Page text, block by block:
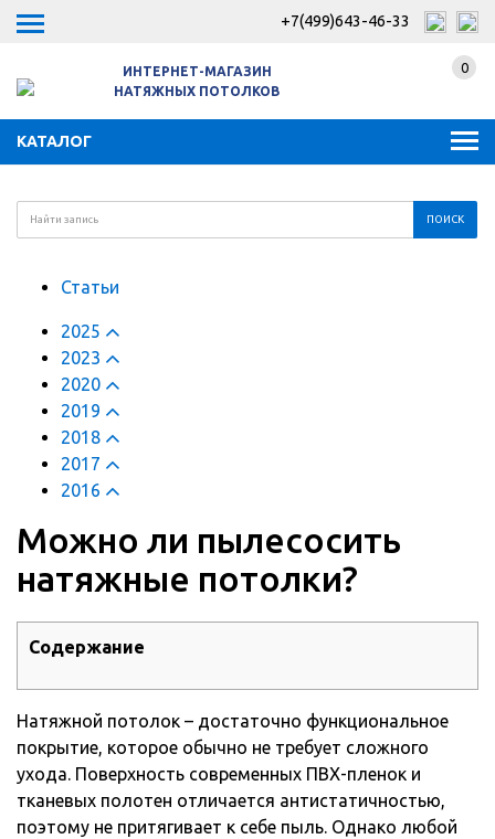
+7(499)643-46-33
ИНТЕРНЕТ-МАГАЗИН
НАТЯЖНЫХ ПОТОЛКОВ
КАТАЛОГ
0
Статьи
2025
2023
2020
2019
2018
2017
2016
Можно ли пылесосить
натяжные потолки?
Содержание
Натяжной потолок – достаточно функциональное
покрытие, которое обычно не требует сложного
ухода. Поверхность современных ПВХ-пленок и
тканевых полотен отличается антистатичностью,
поэтому не притягивает к себе пыль. Однако любой